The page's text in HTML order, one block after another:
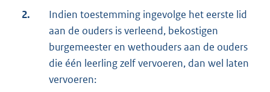
2.
Indien toestemming ingevolge het eerste lid
aan de ouders is verleend, bekostigen
burgemeester en wethouders aan de ouders
die één leerling zelf vervoeren, dan wel laten
vervoeren: